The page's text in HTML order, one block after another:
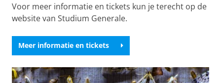
Voor meer informatie en tickets kun je terecht op de
website van Studium Generale.
Meer informatie en tickets